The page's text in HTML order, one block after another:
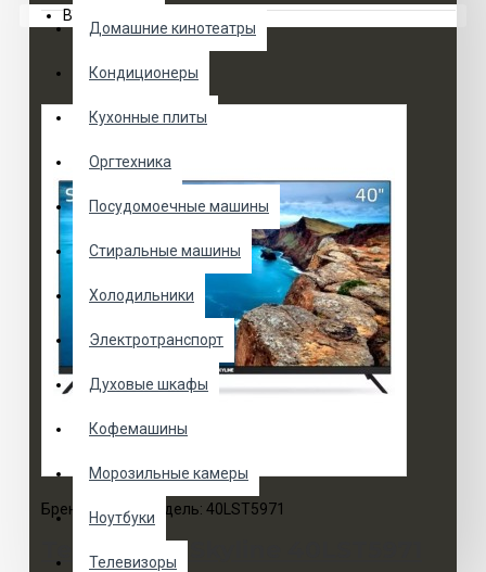
Домашние кинотеатры
Кондиционеры
Кухонные плиты
Оргтехника
Посудомоечные машины
Стиральные машины
Холодильники
Электротранспорт
Духовые шкафы
Кофемашины
Морозильные камеры
Ноутбуки
Телевизоры
Ваша корзина пуста!
Бренд: Skyline Модель: 40LST5971
Телевизор Skyline 40LST5971